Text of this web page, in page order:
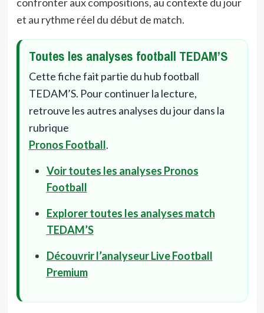
et au rythme réel du début de match.
Toutes les analyses football TEDAM’S
Cette fiche fait partie du hub football
TEDAM’S. Pour continuer la lecture,
retrouve les autres analyses du jour dans la
rubrique
Pronos Football.
Voir toutes les analyses Pronos
Football
Explorer toutes les analyses match
TEDAM’S
Découvrir l’analyseur Live Football
Premium